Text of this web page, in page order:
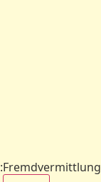
:Fremdvermittlung